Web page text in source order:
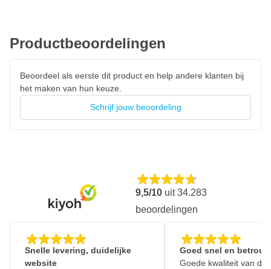
Productbeoordelingen
Beoordeel als eerste dit product en help andere klanten bij
het maken van hun keuze.
Schrijf jouw beoordeling
9,5/10 uit34.283
beoordelingen
Snelle levering, duidelijke
website
Goed snel en
Goede kwaliteit van de